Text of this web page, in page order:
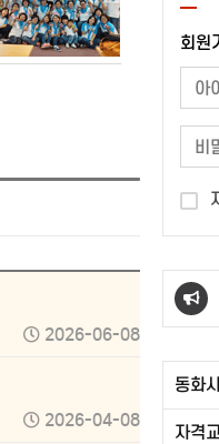
2026-06-08
2026-04-08
회원
동화
자격